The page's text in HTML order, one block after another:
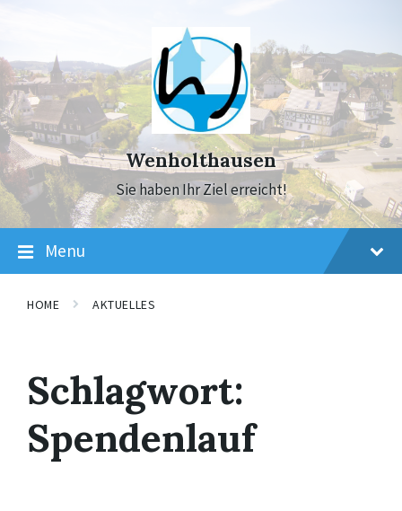
navigation
Wenholthausen
Sie haben Ihr Ziel erreicht!
Menu
HOME AKTUELLES
Schlagwort:
Spendenlauf